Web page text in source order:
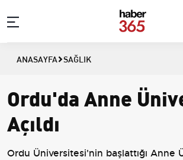
ANASAYFA SAĞLIK
Ordu'da Anne
Açıldı
Ordu Üniversitesi'nin başlattığı Anne